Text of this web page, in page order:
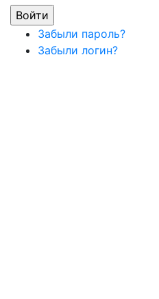
Забыли пароль?
Забыли логин?